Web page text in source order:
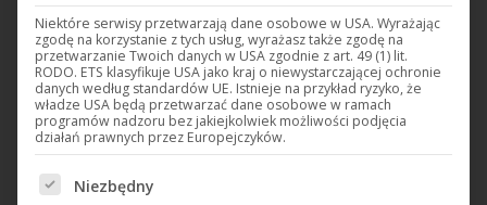
Niektóre serwisy przetwarzają dane osobowe w USA. Wyrażając
zgodę na korzystanie z tych usług, wyrażasz także zgodę na
przetwarzanie Twoich danych w USA zgodnie z art. 49 (1) lit.
RODO. ETS klasyfikuje USA jako kraj o niewystarczającej ochronie
danych według standardów UE. Istnieje na przykład ryzyko, że
władze USA będą przetwarzać dane osobowe w ramach
programów nadzoru bez jakiejkolwiek możliwości podjęcia
działań prawnych przez Europejczyków.
Poniżej znajduje się lista grup usług, w przypadku których
Niezbędny